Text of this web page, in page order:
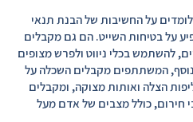
על החשיבות של הבנת תנאי
על בטיחות השייט. הם גם מקבלים
להשתמש בכלי ניווט ולפרש מצופים
בנוסף, המשתתפים מקבלים השכלה על
הצלה ואותות מצוקה, ומקבלים
חירום, כולל מצבים של אדם מעל